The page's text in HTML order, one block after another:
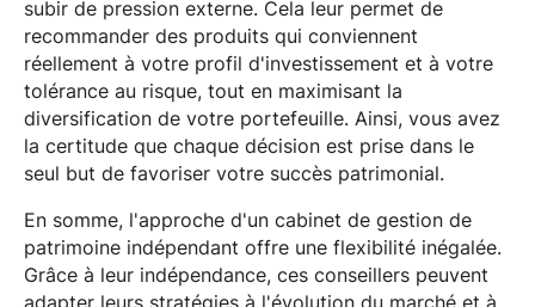
subir de pression externe. Cela leur permet de
recommander des produits qui conviennent
réellement à votre profil d'investissement et à votre
tolérance au risque, tout en maximisant la
diversification de votre portefeuille. Ainsi, vous avez
la certitude que chaque décision est prise dans le
seul but de favoriser votre succès patrimonial.
En somme, l'approche d'un cabinet de gestion de
patrimoine indépendant offre une flexibilité inégalée.
Grâce à leur indépendance, ces conseillers peuvent
adapter leurs stratégies à l'évolution du marché et à